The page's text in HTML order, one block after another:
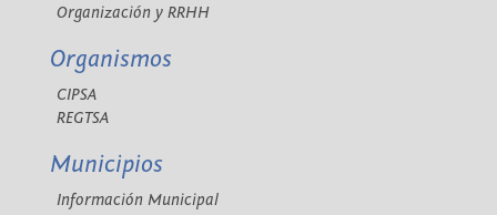
Organización y RRHH
Organismos
CIPSA
REGTSA
Municipios
Información Municipal